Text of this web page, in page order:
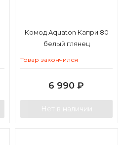
Комод Aquaton Капри 80
белый глянец
Товар закончился
6 990 ₽
Нет в наличии